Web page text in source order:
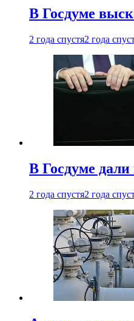
В Госдуме
2 года спустя2 года
В Госдуме
2 года спустя2 года